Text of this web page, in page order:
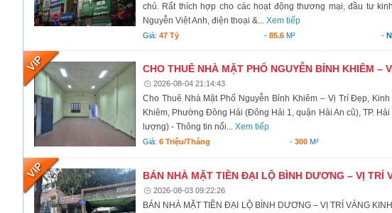
chủ. Rất thích hợp cho các hoạt động thương mại, đầu tư
Nguyễn Việt Anh, điện thoại &... Xem tiếp
Giá: 47 Tỷ -85.6 M² -
CHO THUÊ NHÀ MẶT PHỐ NGUYỄN BỈNH KHIÊM –
2026-08-04 21:14:43
Cho Thuê Nhà Mặt Phố Nguyễn Bỉnh Khiêm – Vị Trí Đẹp,
Khiêm, Phường Đông Hải (Đông Hải 1, quận Hải An cũ), TP.
lượng) - Thông tin nổi... Xem tiếp
Giá: 6 Triệu/tháng - 300M²
BÁN NHÀ MẶT TIỀN ĐẠI LỘ BÌNH DƯƠNG – VỊ TRÍ
2026-08-03 09:22:26
BÁN NHÀ MẶT TIỀN ĐẠI LỘ BÌNH DƯƠNG – VỊ TRÍ VÀNG